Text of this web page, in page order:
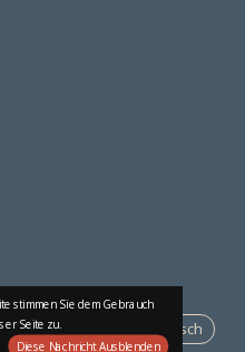
Deutsch
English
stimmen Sie dem Gebrauch
Seite zu.
Diese Nachricht Ausblenden